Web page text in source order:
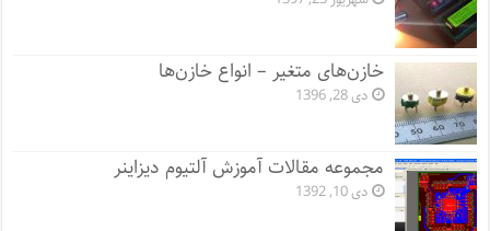
خازن‌های متغیر – انواع خازن‌ها
دی 28, 1396
مجموعه مقالات آموزش آلتیوم دیزاینر
دی 10, 1392